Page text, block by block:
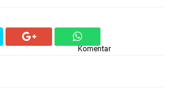
Komentar